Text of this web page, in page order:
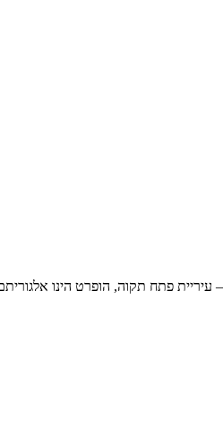
עיריית פתח תקוה, הופרט הינו